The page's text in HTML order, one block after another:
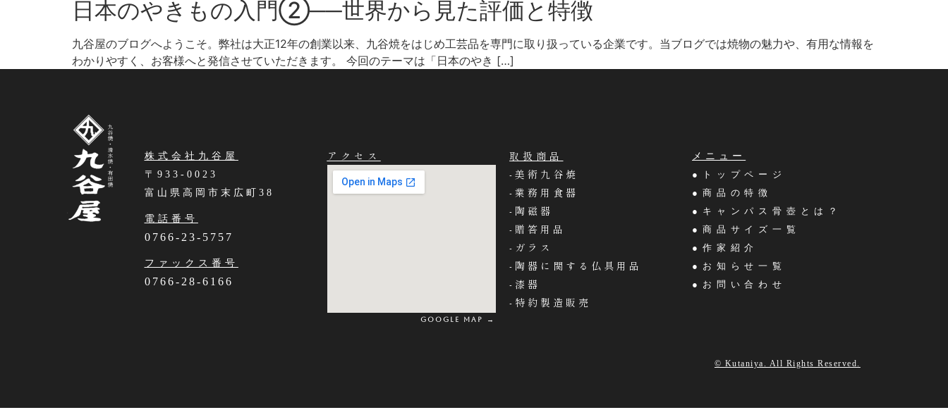
日本のやきもの入門②──世界から見た評価と特徴
九谷屋のブログへようこそ。弊社は大正12年の創業以来、九谷焼をはじめ工芸品を専門に取り扱っている企業です。当ブログでは焼物の魅力や、有用な情報を
わかりやすく、お客様へと発信させていただきます。 今回のテーマは「日本のやき […]
株式会社九谷屋
〒933-0023
富山県高岡市末広町38
電話番号
0766-23-5757
ファックス番号
0766-28-6166
アクセス
Google MAP →
取扱商品
-美術九谷焼
-業務用食器
-陶磁器
-贈答用品
-ガラス
-陶器に関する仏具用品
-漆器
-特約製造販売
メニュー
●トップページ
●商品の特徴
●キャンパス骨壺とは？
●商品サイズ一覧
●作家紹介
●お知らせ一覧
●お問い合わせ
© Kutaniya. All Rights Reserved.